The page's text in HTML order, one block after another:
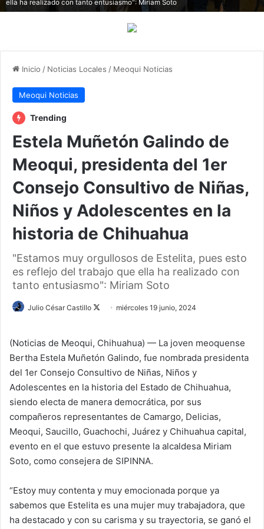
ella ha realizado con tanto entusiasmo": Miriam Soto
Inicio / Noticias Locales / Meoqui Noticias
Meoqui Noticias
Trending
Estela Muñetón Galindo de
Meoqui, presidenta del 1er
Consejo Consultivo de Niñas,
Niños y Adolescentes en la
historia de Chihuahua
"Estamos muy orgullosos de Estelita, pues esto
es reflejo del trabajo que ella ha realizado con
tanto entusiasmo": Miriam Soto
Julio César Castillo
w
o
n
X
miércoles 19 junio, 2024
(Noticias de Meoqui, Chihuahua) — La joven meoquense
Bertha Estela Muñetón Galindo, fue nombrada presidenta
del 1er Consejo Consultivo de Niñas, Niños y
Adolescentes en la historia del Estado de Chihuahua,
siendo electa de manera democrática, por sus
compañeros representantes de Camargo, Delicias,
Meoqui, Saucillo, Guachochi, Juárez y Chihuahua capital,
evento en el que estuvo presente la alcaldesa Miriam
Soto, como consejera de SIPINNA.
“Estoy muy contenta y muy emocionada porque ya
sabemos que Estelita es una mujer muy trabajadora, que
ha destacado y con su carisma y su trayectoria, se ganó el